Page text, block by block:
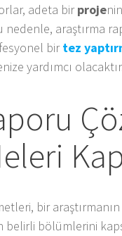
adeta birproje
araştırma
birtez
yardımcı
bir
belirli bölümlerini